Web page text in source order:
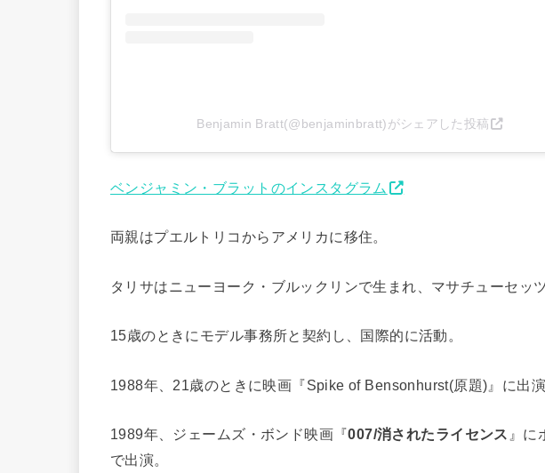
Benjamin Bratt(@benjaminbratt)がシェアした投稿
ベンジャミン・ブラットのインスタグラム
両親はプエルトリコからアメリカに移住。
タリサはニューヨーク・ブルックリンで生まれ、マサチューセッ
15歳のときにモデル事務所と契約し、国際的に活動。
1988年、21歳のときに映画『Spike of Bensonhurst(原題)』に出
1989年、ジェームズ・ボンド映画『007/消されたライセンス 』に
で出演。